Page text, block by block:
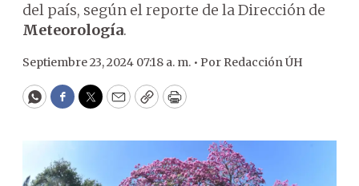
del país, según el reporte de la Dirección de
Meteorología.
Septiembre 23, 2024 07:18 a. m. • Por Redacción ÚH
WhatsApp
Facebook
Twitter
EmailCopyPrint